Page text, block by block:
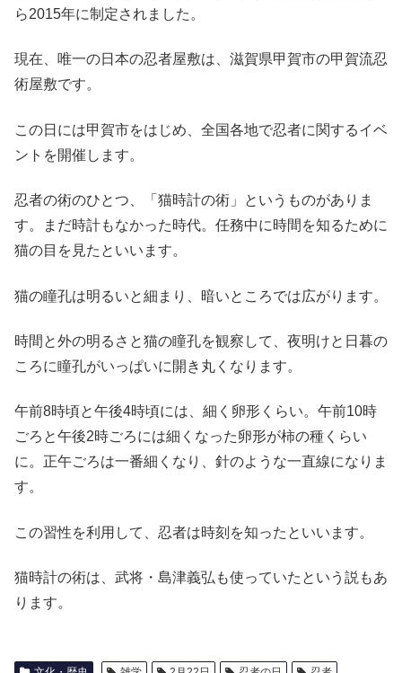
ら2015年に制定されました。
現在、唯一の日本の忍者屋敷は、滋賀県甲賀市の甲賀流忍
術屋敷です。
この日には甲賀市をはじめ、全国各地で忍者に関するイベ
ントを開催します。
忍者の術のひとつ、「猫時計の術」というものがありま
す。まだ時計もなかった時代。任務中に時間を知るために
猫の目を見たといいます。
猫の瞳孔は明るいと細まり、暗いところでは広がります。
時間と外の明るさと猫の瞳孔を観察して、夜明けと日暮の
ころに瞳孔がいっぱいに開き丸くなります。
午前8時頃と午後4時頃には、細く卵形くらい。午前10時
ごろと午後2時ごろには細くなった卵形が柿の種くらい
に。正午ごろは一番細くなり、針のような一直線になりま
す。
この習性を利用して、忍者は時刻を知ったといいます。
猫時計の術は、武将・島津義弘も使っていたという説もあ
ります。